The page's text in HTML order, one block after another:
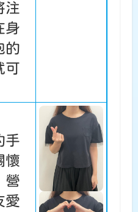
注
身
的
可
手
懷
營
愛